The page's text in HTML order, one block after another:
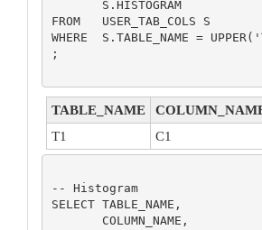
FROM   USER_TAB_COLS S
WHERE  S.TABLE_NAME =
;
TABLE_NAME
T1
C1
-- Histogram
SELECT TABLE_NAME,